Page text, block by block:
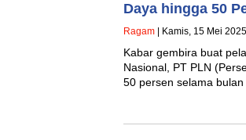
Daya hingga 50
Ragam | Kamis, 15 Mei
Kabar gembira buat
Nasional, PT PLN
50 persen selama bulan